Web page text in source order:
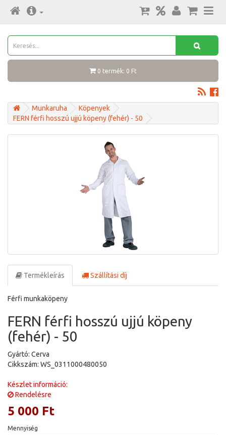
0 termék: 0 Ft
Munkaruha
Köpenyek
FERN férfi hosszú ujjú köpeny (fehér) - 50
Termékleírás Szállítási díj
Férfi munkaköpeny
FERN férfi hosszú ujjú köpeny
(fehér) - 50
Gyártó: Cerva
Cikkszám: WS_0311000480050
Készlet információ:
Rendelésre
5 000 Ft
Mennyiség